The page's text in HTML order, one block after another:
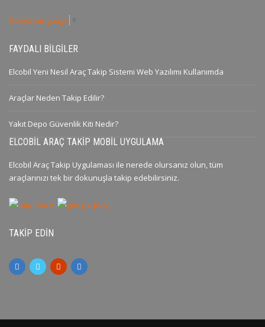
Select Language
FAYDALI BILGILER
Elcobil Yeni Nesil Araç Takip Sistemi Web Yazılımı Kullanımda
Araçlar Neden Takip Edilir?
Yakıt Depo Güvenlik Kiti Nedir?
ELCOBIL ARAÇ TAKIP MOBIL UYGULAMA
Elcobil Araç Takip Uygulaması ile nerede olursanız olun, tüm
araçlarınızı tek bir dokunuşla takip edebilirsiniz.
TAKIP EDIN